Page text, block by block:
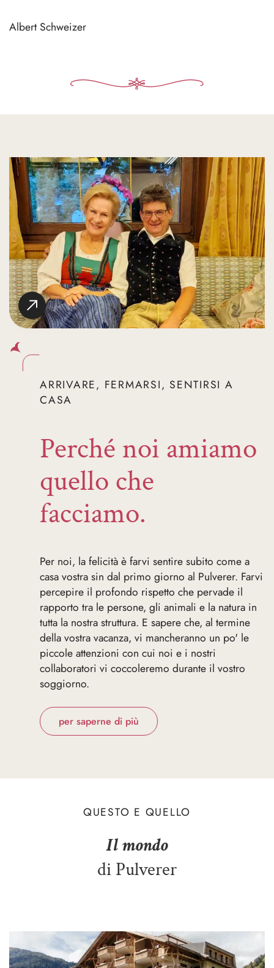
Albert Schweizer
ARRIVARE, FERMARSI, SENTIRSI A
CASA
Perché noi amiamo
quello che
facciamo.
Per noi, la felicità è farvi sentire subito come a
casa vostra sin dal primo giorno al Pulverer. Farvi
percepire il profondo rispetto che pervade il
rapporto tra le persone, gli animali e la natura in
tutta la nostra struttura. E sapere che, al termine
della vostra vacanza, vi mancheranno un po' le
piccole attenzioni con cui noi e i nostri
collaboratori vi coccoleremo durante il vostro
soggiorno.
per saperne di più
QUESTO E QUELLO
Il mondo
di Pulverer